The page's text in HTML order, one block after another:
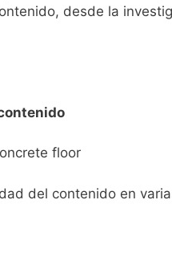
desde la
del contenido en